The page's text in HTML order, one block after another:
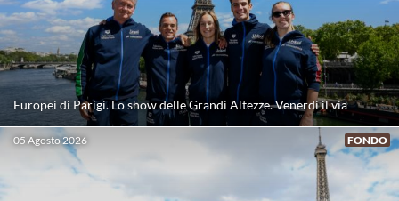
Europei di Parigi. Lo show delle Grandi Altezze. Venerdi il via
05 Agosto 2026 FONDO